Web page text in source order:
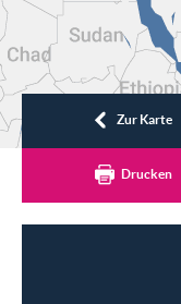
SERVICE
Zur Karte
Drucken